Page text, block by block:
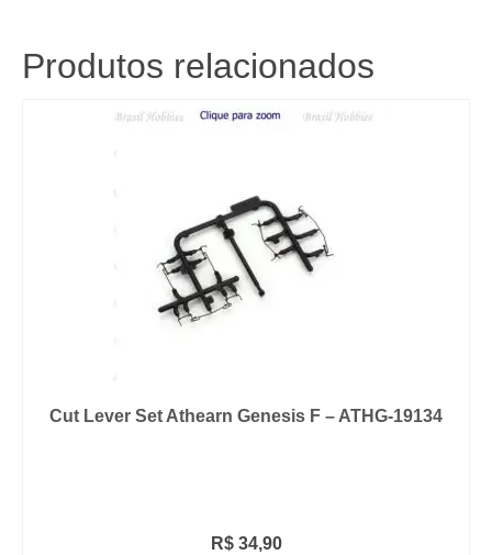
Produtos relacionados
Cut Lever Set Athearn Genesis F – ATHG-19134
R$34,90